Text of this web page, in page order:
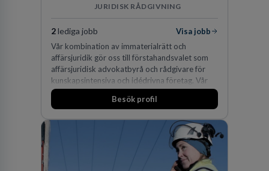
JURIDISK RÅDGIVNING
2lediga jobb
Visa jobb
Vår kombination av immaterialrätt och
affärsjuridik gör oss till förstahandsvalet som
affärsjuridisk advokatbyrå och rådgivare för
kunskapsintensiva och idédrivna företag. Vår
expertis inom IP-tillgångar har gett oss en
marknadsledande position. Våra klienter väljer
skydda, utveckla och kommersialisera
Besök profil